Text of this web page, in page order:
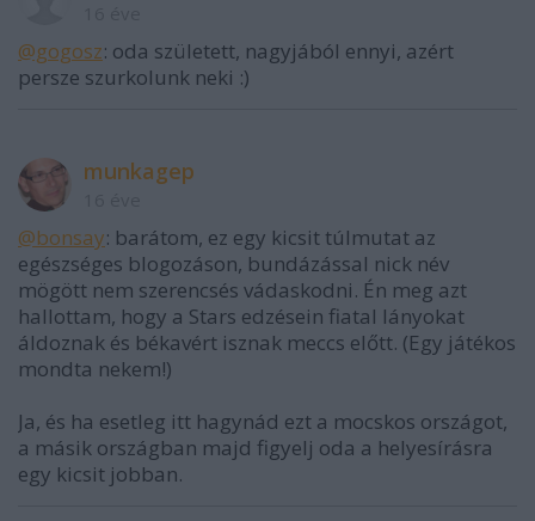
@gogosz: oda született, nagyjából ennyi, azért
persze szurkolunk neki :)
munkagep
@bonsay: barátom, ez egy kicsit túlmutat az
egészséges blogozáson, bundázással nick név
mögött nem szerencsés vádaskodni. Én meg azt
hallottam, hogy a Stars edzésein fiatal lányokat
áldoznak és békavért isznak meccs előtt. (Egy játékos
mondta nekem!)
Ja, és ha esetleg itt hagynád ezt a mocskos országot,
a másik országban majd figyelj oda a helyesírásra
egy kicsit jobban.